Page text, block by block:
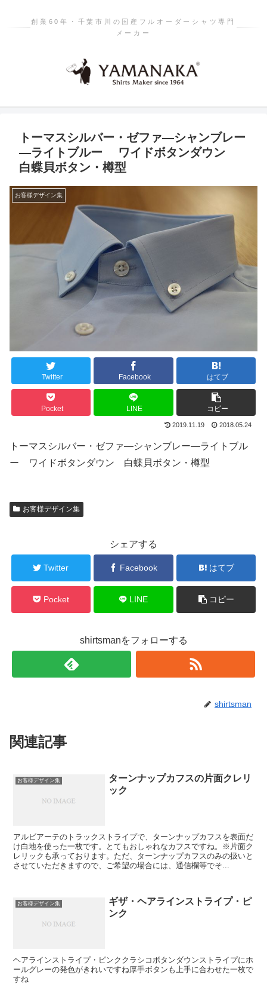
創業60年・千葉市川の国産フルオーダーシャツ専門
メーカー
トーマスシルバー・ゼファ―シャンブレー
―ライトブルー ワイドボタンダウン
白蝶貝ボタン・樽型
お客様デザイン集
Twitter Facebook はてブ
Pocket LINE コピー
2019.11.19 2018.05.24
トーマスシルバー・ゼファ―シャンブレー―ライトブル
ー ワイドボタンダウン 白蝶貝ボタン・樽型
お客様デザイン集
シェアする
Twitter Facebook はてブ
Pocket LINE コピー
shirtsmanをフォローする
shirtsman
関連記事
お客様デザイン集
ターンナップカフスの片面クレリ
ック
アルビアーテのトラックストライプで、ターンナップカフスを表面だ
け白地を使った一枚です。とてもおしゃれなカフスですね。※片面ク
レリックも承っております。ただ、ターンナップカフスのみの扱いと
させていただきますので、ご希望の場合には、通信欄等でそ...
お客様デザイン集
ギザ・ヘアラインストライプ・ピ
ンク
ヘアラインストライプ・ピンククラシコボタンダウンストライプにホ
ールグレーの発色がきれいですね厚手ボタンも上手に合わせた一枚で
すね